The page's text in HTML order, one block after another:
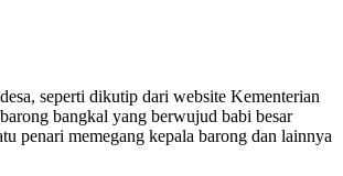
seperti dikutip dari website Kementerian
bangkal yang berwujud babi besar
penari memegang kepala barong dan lainnya